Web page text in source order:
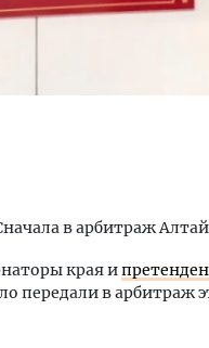
в арбитраж
края и
передали в арбитраж